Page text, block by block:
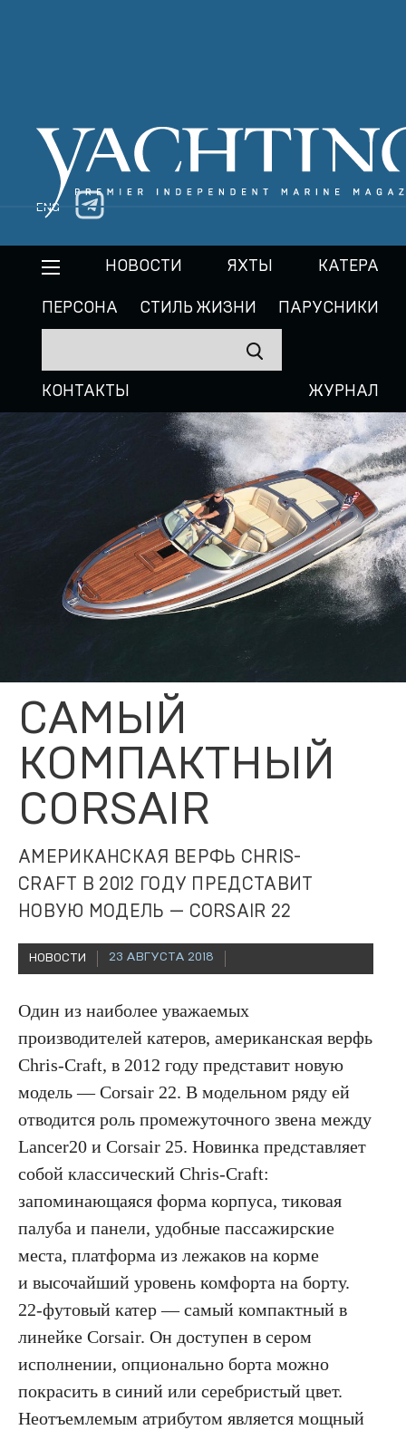
ENG
НОВОСТИ ЯХТЫ КАТЕРА
ПЕРСОНА СТИЛЬ ЖИЗНИ ПАРУСНИКИ
КОНТАКТЫ ЖУРНАЛ
САМЫЙ
КОМПАКТНЫЙ
CORSAIR
АМЕРИКАНСКАЯ ВЕРФЬ CHRIS-
CRAFT В 2012 ГОДУ ПРЕДСТАВИТ
НОВУЮ МОДЕЛЬ — CORSAIR 22
НОВОСТИ 23 АВГУСТА 2018
Один из наиболее уважаемых
производителей катеров, американская верфь
Chris-Craft, в 2012 году представит новую
модель — Corsair 22. В модельном ряду ей
отводится роль промежуточного звена между
Lancer20 и Corsair 25. Новинка представляет
собой классический Chris-Craft:
запоминающаяся форма корпуса, тиковая
палуба и панели, удобные пассажирские
места, платформа из лежаков на корме
и высочайший уровень комфорта на борту.
22-футовый катер — самый компактный в
линейке Corsair. Он доступен в сером
исполнении, опционально борта можно
покрасить в синий или серебристый цвет.
Неотъемлемым атрибутом является мощный